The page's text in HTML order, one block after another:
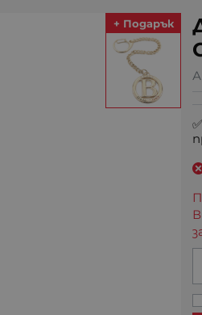
+ Подарък
✅